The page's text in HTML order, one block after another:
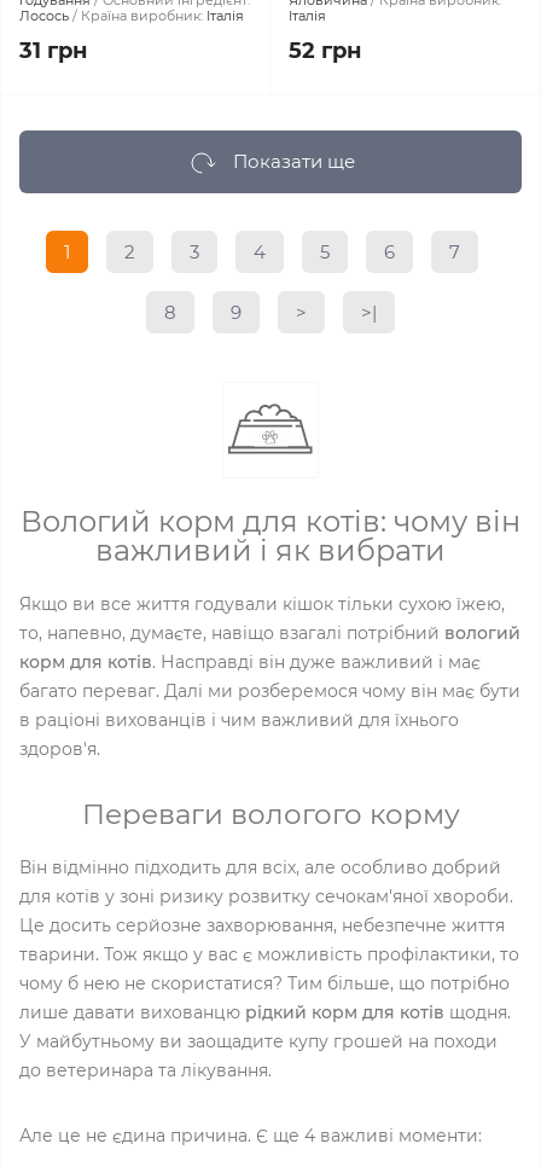
Лосось
Країна виробник: Італія
31 грн
Італія
52 грн
Показати ще
1 2 3 4 5 6 7
8 9 > >|
Вологий корм для котів: чому він
важливий і як вибрати
Якщо ви все життя годували кішок тільки сухою їжею,
то, напевно, думаєте, навіщо взагалі потрібний вологий
корм для котів. Насправді він дуже важливий і має
багато переваг. Далі ми розберемося чому він має бути
в раціоні вихованців і чим важливий для їхнього
здоров'я.
Переваги вологого корму
Він відмінно підходить для всіх, але особливо добрий
для котів у зоні ризику розвитку сечокам'яної хвороби.
Це досить серйозне захворювання, небезпечне життя
тварини. Тож якщо у вас є можливість профілактики, то
чому б нею не скористатися? Тим більше, що потрібно
лише давати вихованцю рідкий корм для котів щодня.
У майбутньому ви заощадите купу грошей на походи
до ветеринара та лікування.
Але це не єдина причина. Є ще 4 важливі моменти: